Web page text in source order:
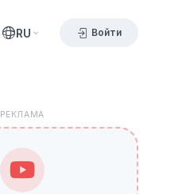
RU Войти
РЕКЛАМА